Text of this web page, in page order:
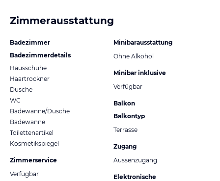
Zimmerausstattung
Badezimmer
Badezimmerdetails
Hausschuhe
Haartrockner
Dusche
WC
Badewanne/Dusche
Badewanne
Toilettenartikel
Kosmetikspiegel
Zimmerservice
Verfügbar
Minibarausstattung
Ohne Alkohol
Minibar inklusive
Verfügbar
Balkon
Balkontyp
Terrasse
Zugang
Aussenzugang
Elektronische